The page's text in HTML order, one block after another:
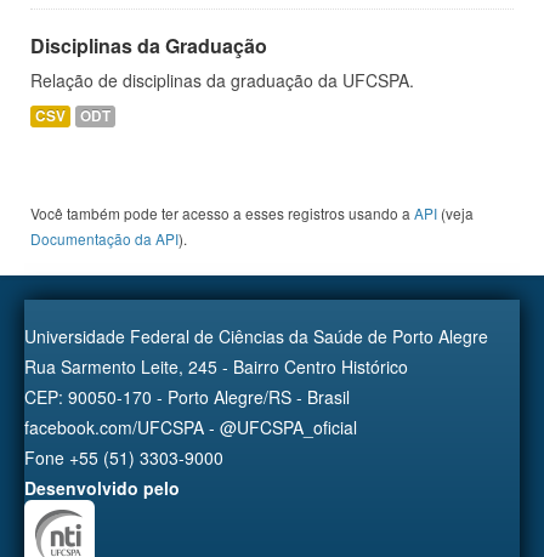
Disciplinas da Graduação
Relação de disciplinas da graduação da UFCSPA.
CSV ODT
Você também pode ter acesso a esses registros usando a API (veja
Documentação da API).
Universidade Federal de Ciências da Saúde de Porto Alegre
Rua Sarmento Leite, 245 - Bairro Centro Histórico
CEP: 90050-170 - Porto Alegre/RS - Brasil
facebook.com/UFCSPA - @UFCSPA_oficial
Fone +55 (51) 3303-9000
Desenvolvido pelo